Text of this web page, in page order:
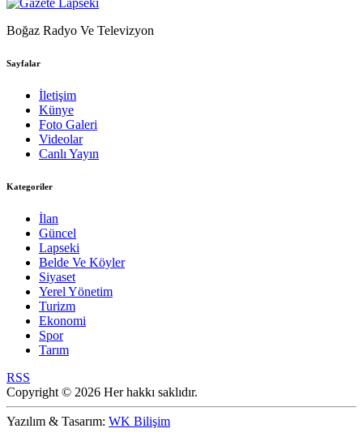
Boğaz Radyo Ve Televizyon
Sayfalar
İletişim
Künye
Foto Galeri
Videolar
Canlı Yayın
Kategoriler
İlan
Güncel
Lapseki
Belde Ve Köyler
Siyaset
Yerel Yönetim
Turizm
Ekonomi
Spor
Tarım
RSS
Copyright © 2026 Her hakkı saklıdır.
Yazılım & Tasarım: WK Bilişim